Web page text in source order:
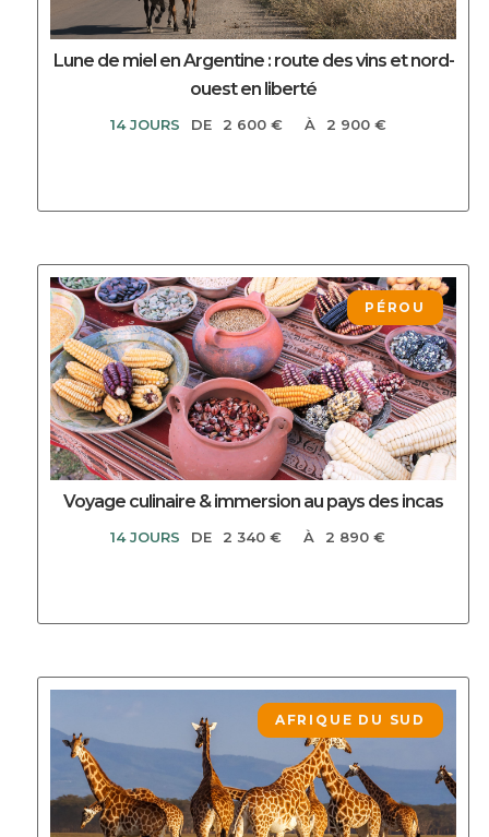
Lune de miel en Argentine : route des vins et nord-
ouest en liberté
14 JOURS DE 2 600 € À 2 900 €
Voyage culinaire & immersion au pays des incas
14 JOURS DE 2 340 € À 2 890 €
DECOUVRIR CE CIRCUIT PÉROU
DECOUVRIR CE CIRCUIT AFRIQUE DU SUD